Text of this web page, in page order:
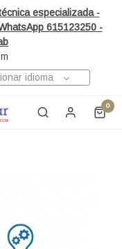
especializada -
615123250 -
idioma
0